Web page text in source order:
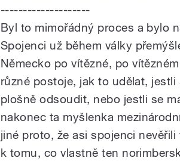
--------------------
Byl to mimořádný proces a bylo
Spojenci už během války
Německo po vítězné, po
různé postoje, jak to udělat,
plošně odsoudit, nebo jestli se
nakonec ta myšlenka
jiné proto, že asi spojenci
k tomu, co vlastně ten